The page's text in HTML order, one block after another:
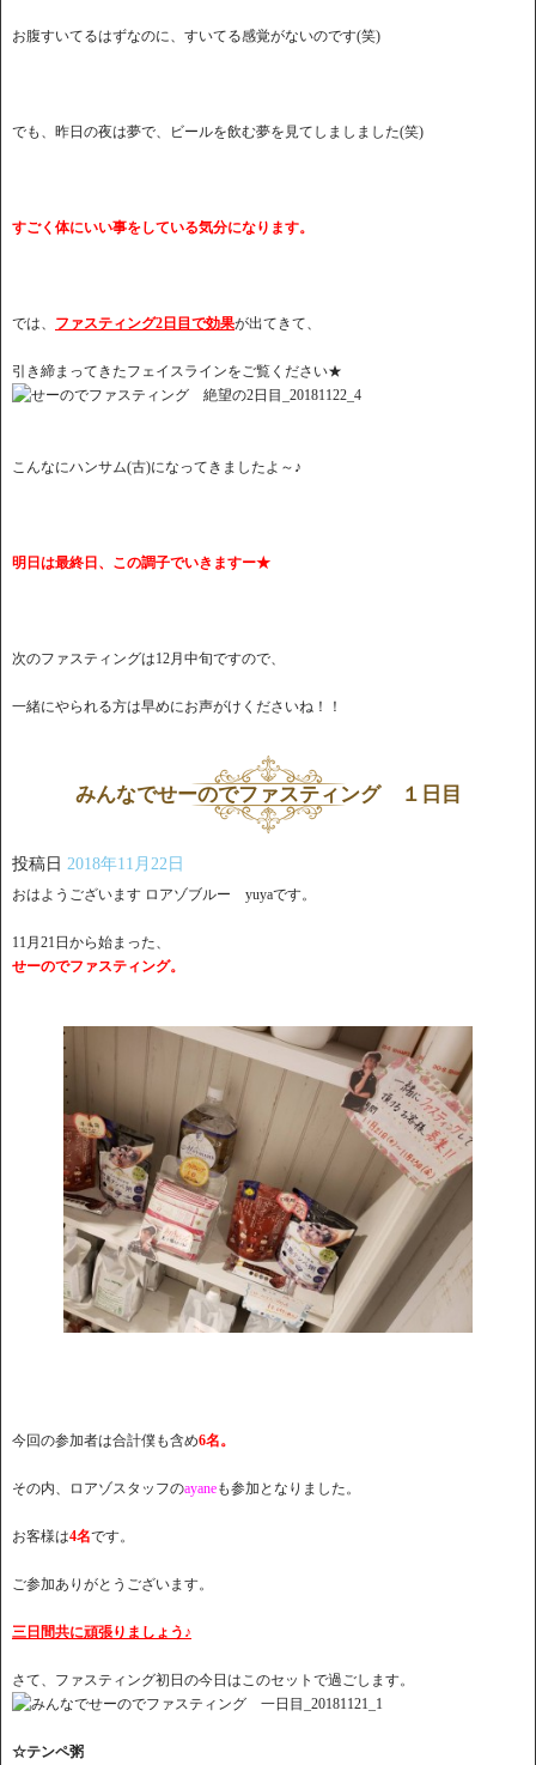
お腹すいてるはずなのに、すいてる感覚がないのです(笑)
でも、昨日の夜は夢で、ビールを飲む夢を見てしましました(笑)
すごく体にいい事をしている気分になります。
では、 ファスティング2日目で効果が出てきて、
引き締まってきたフェイスラインをご覧ください★
こんなにハンサム(古)になってきましたよ～♪
明日は最終日、この調子でいきますー★
次のファスティングは12月中旬ですので、
一緒にやられる方は早めにお声がけくださいね！！
みんなでせーのでファスティング １日目
投稿日 2018年11月22日
おはようございます ロアゾブルー yuyaです。
11月21日から始まった、
せーのでファスティング。
今回の参加者は合計僕も含め6名。
その内、ロアゾスタッフのayaneも参加となりました。
お客様は4名です。
ご参加ありがとうございます。
三日間共に頑張りましょう♪
さて、ファスティング初日の今日はこのセットで過ごします。
☆テンペ粥